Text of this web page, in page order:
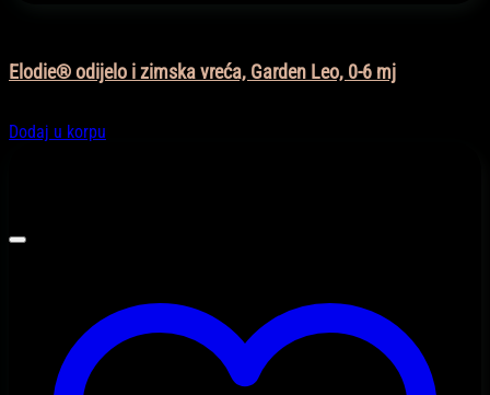
Elodie® odijelo i zimska vreća, Garden Leo, 0-6 mj
Dodaj u korpu